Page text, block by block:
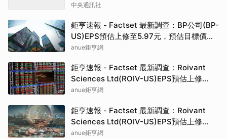
中央通訊社
鉅亨速報 - Factset 最新調查：BP公司(BP-
US)EPS預估上修至5.97元，預估目標價為
49.21元
anue鉅亨網
鉅亨速報 - Factset 最新調查：Roivant
Sciences Ltd(ROIV-US)EPS預估上修
至-1.27元，預估目標價為40.00元
anue鉅亨網
鉅亨速報 - Factset 最新調查：Roivant
Sciences Ltd(ROIV-US)EPS預估上修
至-1.27元，預估目標價為40.00元
anue鉅亨網